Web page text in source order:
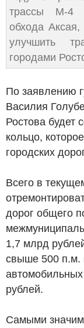
трассы М-4
обхода Аксая,
улучшить
городами
По заявлению
Василия
Ростова будет
кольцо,
городских
Всего в
дорог общего
1,7 млрд
свыше 500 п.м.
рублей.
Самыми